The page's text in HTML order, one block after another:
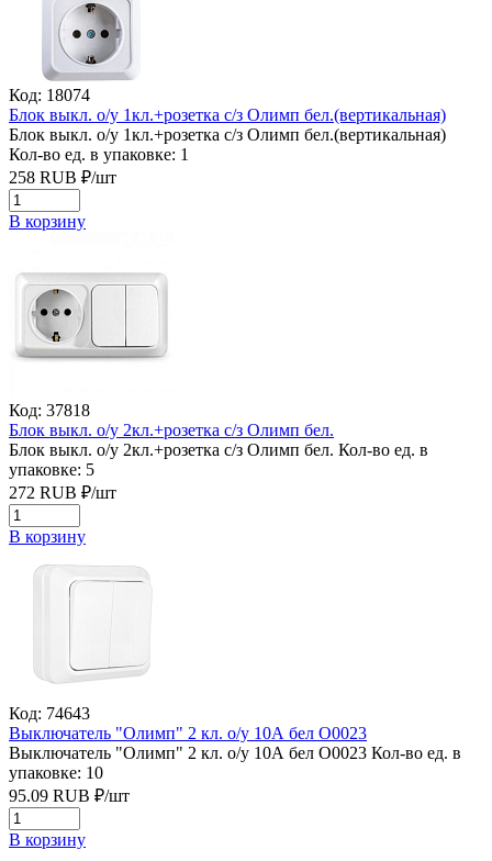
Код: 18074
Блок выкл. о/у 1кл.+розетка с/з Олимп бел.(вертикальная)
Блок выкл. о/у 1кл.+розетка с/з Олимп бел.(вертикальная)
Кол-во ед. в упаковке: 1
258 RUB ₽/шт
В корзину
Код: 37818
Блок выкл. о/у 2кл.+розетка с/з Олимп бел.
Блок выкл. о/у 2кл.+розетка с/з Олимп бел. Кол-во ед. в
упаковке: 5
272 RUB ₽/шт
В корзину
Код: 74643
Выключатель "Олимп" 2 кл. о/у 10А бел О0023
Выключатель "Олимп" 2 кл. о/у 10А бел О0023 Кол-во ед. в
упаковке: 10
95.09 RUB ₽/шт
В корзину